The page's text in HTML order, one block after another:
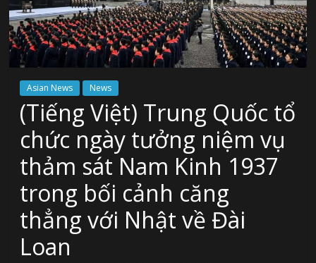
Asian News News
(Tiếng Việt) Trung Quốc tổ
chức ngày tưởng niệm vụ
thảm sát Nam Kinh 1937
trong bối cảnh căng
thẳng với Nhật về Đài
Loan